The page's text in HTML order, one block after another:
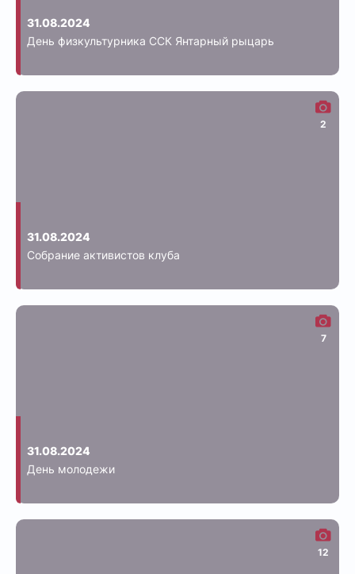
31.08.2024
День физкультурника ССК Янтарный рыцарь
31.08.2024
Собрание активистов клуба
2
31.08.2024
День молодежи
7
12